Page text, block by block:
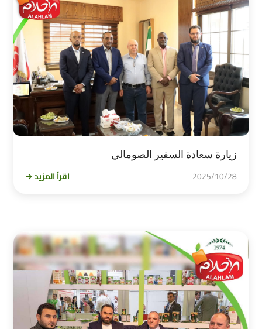
زيارة سعادة السفير الصومالي
2025/10/28 اقرأ المزيد →